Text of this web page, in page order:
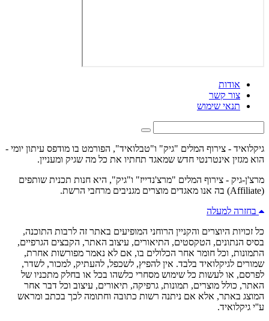
אודות
צור קשר
תנאי שימוש
גיקלואיד - צירוף המלים "גיק" ו"טבלואיד", הפורמט בו מודפס עיתון יומי -
הוא מגזין אינטרנטי חדש שמאגד תחתיו את כל מה שגיק ומעניין.
מרצ'ן-גיק - צירוף המלים "מרצ'נדייז" ו"גיק", היא חנות תכנית שותפים
(Affiliate) בה אנו מאגדים מוצרים מגניבים מרחבי הרשת.
בחזרה למעלה
כל זכויות היוצרים והקניין הרוחני המופיעים באתר זה לרבות התוכנה,
בסיס הנתונים, הטקסטים, התיאורים, עיצוב האתר, הקבצים הגרפיים,
התמונות, וכל חומר אחר הכלולים בו, אם לא נאמר מפורשות אחרת,
שמורים לגיקלואיד בלבד. אין להפיץ, לשכפל, להעתיק, למכור, לשדר,
לפרסם, או לעשות כל שימוש מסחרי כלשהו בכל או בחלק מתכניו של
האתר, כולל מוצרים, תמונות, גרפיקה, תיאורים, עיצוב וכל דבר אחר
המוצג באתר, אלא אם ניתנה רשות כתובה וחתומה לכך בכתב ומראש
ע''י גיקלואיד.